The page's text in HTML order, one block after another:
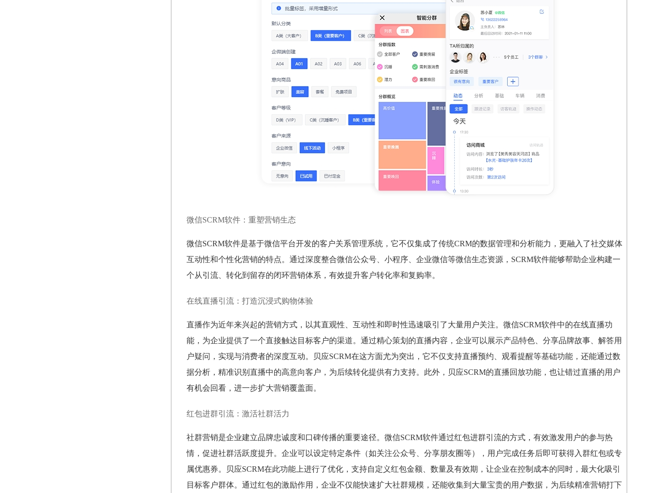
微信SCRM软件：重塑营销生态
微信SCRM软件是基于微信平台开发的客户关系管理系统，它不仅集成了传统CRM的数据管理和分析能力，更融入了社交媒体
互动性和个性化营销的特点。通过深度整合微信公众号、小程序、企业微信等微信生态资源，SCRM软件能够帮助企业构建一
个从引流、转化到留存的闭环营销体系，有效提升客户转化率和复购率。
在线直播引流：打造沉浸式购物体验
直播作为近年来兴起的营销方式，以其直观性、互动性和即时性迅速吸引了大量用户关注。微信SCRM软件中的在线直播功
能，为企业提供了一个直接触达目标客户的渠道。通过精心策划的直播内容，企业可以展示产品特色、分享品牌故事、解答用
户疑问，实现与消费者的深度互动。贝应SCRM在这方面尤为突出，它不仅支持直播预约、观看提醒等基础功能，还能通过数
据分析，精准识别直播中的高意向客户，为后续转化提供有力支持。此外，贝应SCRM的直播回放功能，也让错过直播的用户
有机会回看，进一步扩大营销覆盖面。
红包进群引流：激活社群活力
社群营销是企业建立品牌忠诚度和口碑传播的重要途径。微信SCRM软件通过红包进群引流的方式，有效激发用户的参与热
情，促进社群活跃度提升。企业可以设定特定条件（如关注公众号、分享朋友圈等），用户完成任务后即可获得入群红包或专
属优惠券。贝应SCRM在此功能上进行了优化，支持自定义红包金额、数量及有效期，让企业在控制成本的同时，最大化吸引
目标客户群体。通过红包的激励作用，企业不仅能快速扩大社群规模，还能收集到大量宝贵的用户数据，为后续精准营销打下